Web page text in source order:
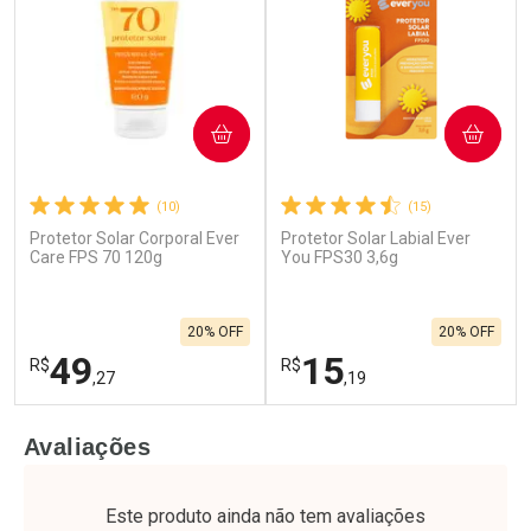
(10)
Protetor Solar Corporal Ever
Care FPS 70 120g
R$49,27
20% OFF
COMPRAR
Laboratório
Por Menos
(15)
Protetor Solar Labial Ever
You FPS30 3,6g
R$15,19
20% OFF
COMPRAR
Laboratório
Por Menos
Avaliações
Este produto ainda não tem avaliações